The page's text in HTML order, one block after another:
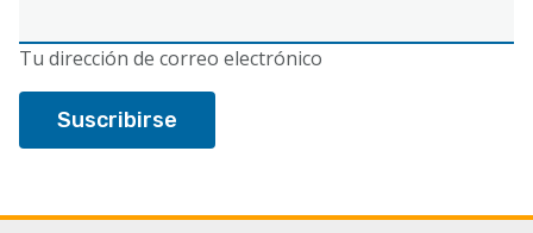
electrónico
Tu dirección de correo electrónico